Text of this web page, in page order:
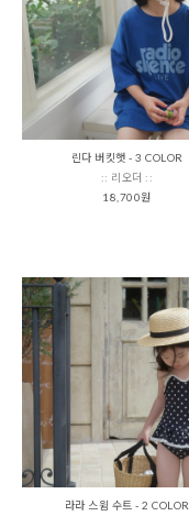
린다 버킷햇 - 3 COLOR
:: 리오더 ::
18,700원
라라 스윔 수트 - 2 COLOR